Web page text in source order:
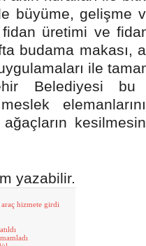
büyüme, gelişme
üretimi ve
budama makası,
ile
Belediyesi bu
yazabilir.
hizmete girdi